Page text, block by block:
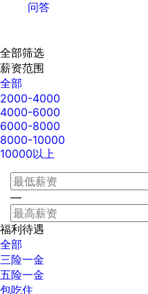
问答
全部筛选
薪资范围
全部
2000-4000
4000-6000
6000-8000
8000-10000
10000以上
—
福利待遇
全部
三险一金
五险一金
包吃住